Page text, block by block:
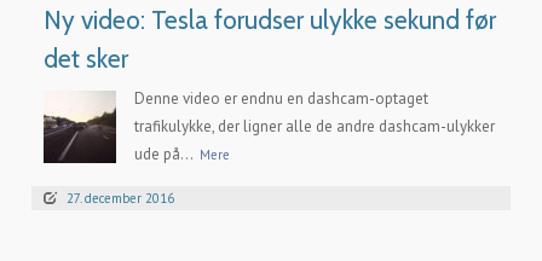
Ny video: Tesla forudser ulykke sekund før
det sker
Denne video er endnu en dashcam-optaget
trafikulykke, der ligner alle de andre dashcam-ulykker
ude på... Mere
27. december 2016